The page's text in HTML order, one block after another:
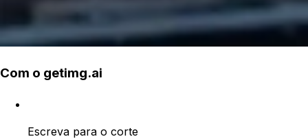
Com o getimg.ai
Escreva para o corte